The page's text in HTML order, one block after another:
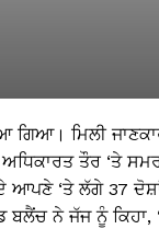
ਗਿਆ। ਮਿਲੀ
ਤੌਰ ‘ਤੇ
ਆਪਣੇ ‘ਤੇ ਲੱਗੇ 37
ਬਲੈਂਚ ਨੇ ਜੱਜ ਨੂੰ ਕਿਹਾ,